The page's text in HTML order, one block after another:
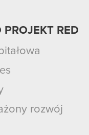
RED
rozwój